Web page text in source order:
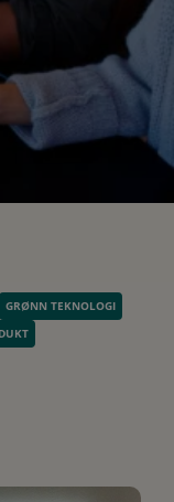
GRØNN TEKNOLOGI